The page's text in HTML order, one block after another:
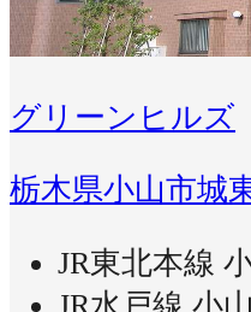
グリーンヒルズ
栃木県小山市城
JR東北本線